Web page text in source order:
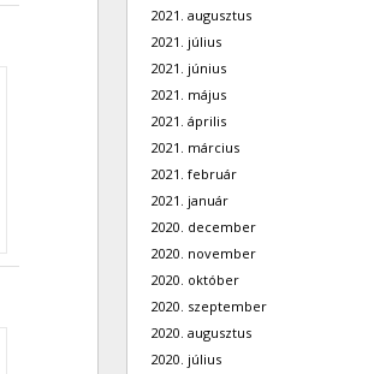
2021. augusztus
2021. július
2021. június
2021. május
2021. április
2021. március
2021. február
2021. január
2020. december
2020. november
2020. október
2020. szeptember
2020. augusztus
2020. július